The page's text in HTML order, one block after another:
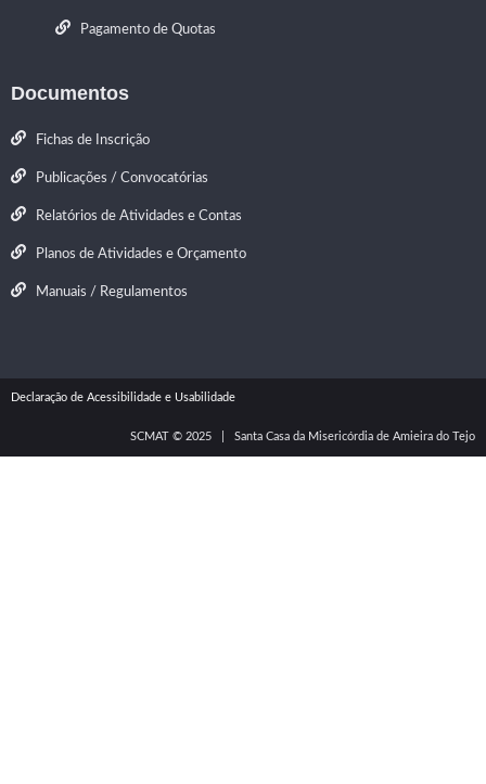
Pagamento de Quotas
Documentos
Fichas de Inscrição
Publicações / Convocatórias
Relatórios de Atividades e Contas
Planos de Atividades e Orçamento
Manuais / Regulamentos
Declaração de Acessibilidade e Usabilidade
SCMAT © 2025 | Santa Casa da Misericórdia de Amieira do Tejo